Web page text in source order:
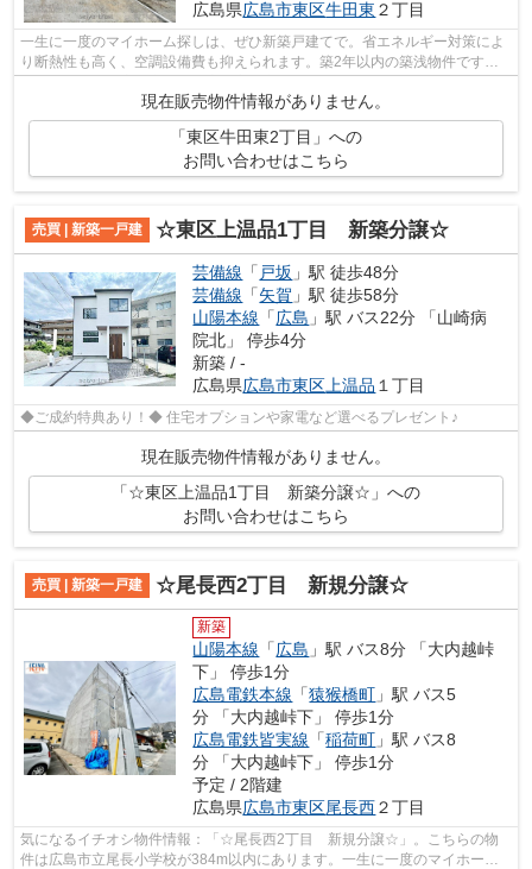
広島県広島市東区牛田東 ２丁目
一生に一度のマイホーム探しは、ぜひ新築戸建てで。省エネルギー対策によ
り断熱性も高く、空調設備費も抑えられます。築2年以内の築浅物件です。
現在販売物件情報がありません。
「東区牛田東2丁目」への
お問い合わせはこちら
売買 | 新築一戸建 ☆東区上温品1丁目 新築分譲☆
芸備線 「 戸坂 」駅 徒歩48分
芸備線 「矢賀 」駅 徒歩58分
山陽本線 「広島 」駅 バス22分 「山崎病
院北」 停歩4分
新築 / -
広島県広島市東区 上温品 １丁目
◆ご成約特典あり！◆ 住宅オプションや家電など選べるプレゼント♪
現在販売物件情報がありません。
「☆東区上温品1丁目 新築分譲☆」への
お問い合わせはこちら
売買 | 新築一戸建 ☆尾長西2丁目 新規分譲☆
新築
山陽本線 「広島 」駅 バス8分 「大内越峠
下」 停歩1分
広島電鉄本線 「猿猴橋町 」駅 バス5
分 「大内越峠下」 停歩1分
広島電鉄皆実線 「稲荷町 」駅 バス8
分 「大内越峠下」 停歩1分
予定 / 2階建
広島県広島市東区尾長西２丁目
気になるイチオシ物件情報：「☆尾長西2丁目 新規分譲☆」。こちらの物
件は広島市立尾長小学校が384m以内にあります。一生に一度のマイホーム